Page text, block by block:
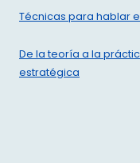
Técnicas para hablar
De la teoría a la
estratégica